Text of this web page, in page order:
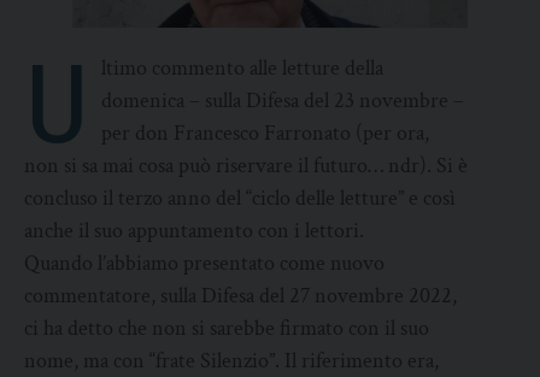
U
ltimo commento alle letture della
domenica – sulla Difesa del 23 novembre –
per don Francesco Farronato (per ora,
non si sa mai cosa può riservare il futuro… ndr). Si è
concluso il terzo anno del “ciclo delle letture” e così
anche il suo appuntamento con i lettori.
Quando l’abbiamo presentato come nuovo
commentatore, sulla Difesa del 27 novembre 2022,
ci ha detto che non si sarebbe firmato con il suo
nome, ma con “frate Silenzio”. Il riferimento era,